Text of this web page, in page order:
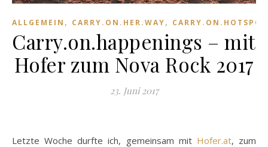
ALLGEMEIN , CARRY.ON.HER.WAY,
Carry.on.happenings – mit
Hofer zum Nova Rock 2017
23. Juni 2017
Letzte Woche durfte ich, gemeinsam mit Hofer.at, zum